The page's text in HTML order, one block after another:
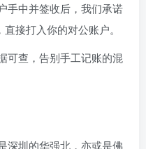
手中并签收后，我们承诺
接打入你的对公账户。
可查，告别手工记账的混
深圳的华强北，亦或是佛